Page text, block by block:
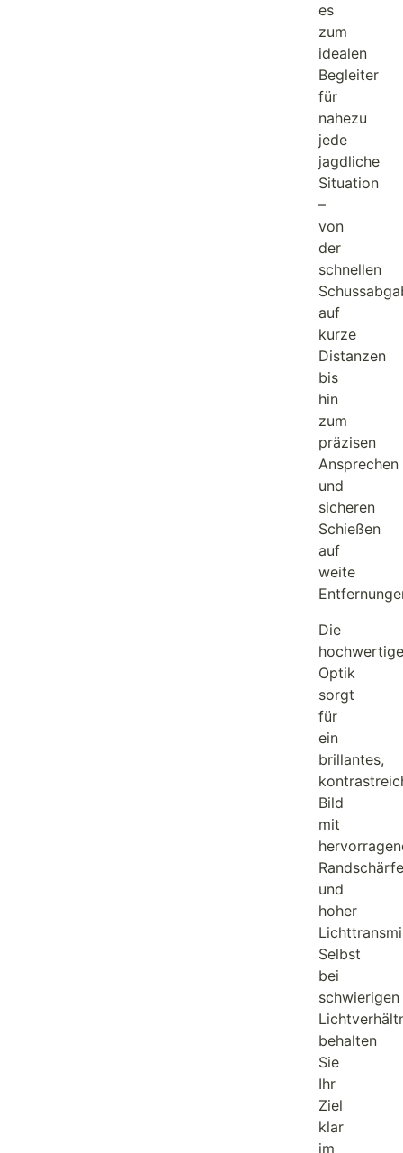
es
zum
idealen
Begleiter
für
nahezu
jede
jagdliche
Situation
–
von
der
schnellen
auf
kurze
Distanzen
bis
hin
zum
präzisen
Ansprechen
und
sicheren
Schießen
auf
weite
Die
hochwertige
Optik
sorgt
für
ein
brillantes,
Bild
mit
Randschärfe
und
hoher
Selbst
bei
schwierigen
behalten
Sie
Ihr
Ziel
klar
im